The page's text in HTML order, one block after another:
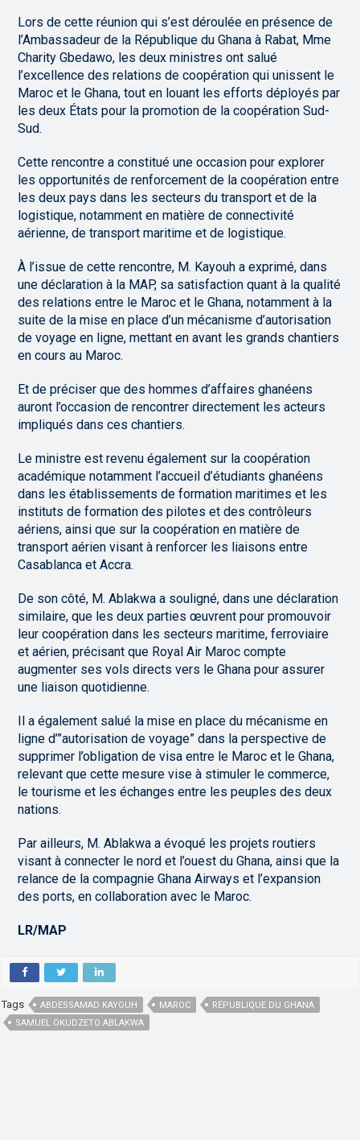
Lors de cette réunion qui s’est déroulée en présence de
l’Ambassadeur de la République du Ghana à Rabat, Mme
Charity Gbedawo, les deux ministres ont salué
l’excellence des relations de coopération qui unissent le
Maroc et le Ghana, tout en louant les efforts déployés par
les deux États pour la promotion de la coopération Sud-
Sud.
Cette rencontre a constitué une occasion pour explorer
les opportunités de renforcement de la coopération entre
les deux pays dans les secteurs du transport et de la
logistique, notamment en matière de connectivité
aérienne, de transport maritime et de logistique.
À l’issue de cette rencontre, M. Kayouh a exprimé, dans
une déclaration à la MAP, sa satisfaction quant à la qualité
des relations entre le Maroc et le Ghana, notamment à la
suite de la mise en place d’un mécanisme d’autorisation
de voyage en ligne, mettant en avant les grands chantiers
en cours au Maroc.
Et de préciser que des hommes d’affaires ghanéens
auront l’occasion de rencontrer directement les acteurs
impliqués dans ces chantiers.
Le ministre est revenu également sur la coopération
académique notamment l’accueil d’étudiants ghanéens
dans les établissements de formation maritimes et les
instituts de formation des pilotes et des contrôleurs
aériens, ainsi que sur la coopération en matière de
transport aérien visant à renforcer les liaisons entre
Casablanca et Accra.
De son côté, M. Ablakwa a souligné, dans une déclaration
similaire, que les deux parties œuvrent pour promouvoir
leur coopération dans les secteurs maritime, ferroviaire
et aérien, précisant que Royal Air Maroc compte
augmenter ses vols directs vers le Ghana pour assurer
une liaison quotidienne.
Il a également salué la mise en place du mécanisme en
ligne d’”autorisation de voyage” dans la perspective de
supprimer l’obligation de visa entre le Maroc et le Ghana,
relevant que cette mesure vise à stimuler le commerce,
le tourisme et les échanges entre les peuples des deux
nations.
Par ailleurs, M. Ablakwa a évoqué les projets routiers
visant à connecter le nord et l’ouest du Ghana, ainsi que la
relance de la compagnie Ghana Airways et l’expansion
des ports, en collaboration avec le Maroc.
LR/MAP
Tags ABDESSAMAD KAYOUH MAROC
RÉPUBLIQUE DU GHANA
SAMUEL OKUDZETO ABLAKWA